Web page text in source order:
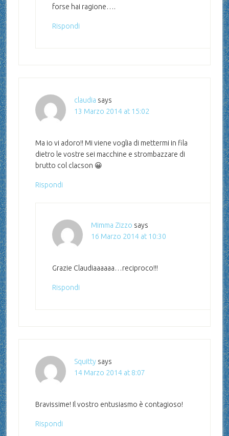
forse hai ragione….
Rispondi
claudia says
13 Marzo 2014 at 15:02
Ma io vi adoro!! Mi viene voglia di mettermi in fila
dietro le vostre sei macchine e strombazzare di
brutto col clacson 😀
Rispondi
Mimma Zizzo says
16 Marzo 2014 at 10:30
Grazie Claudiaaaaaa…reciproco!!!
Rispondi
Squitty says
14 Marzo 2014 at 8:07
Bravissime! Il vostro entusiasmo è contagioso!
Rispondi